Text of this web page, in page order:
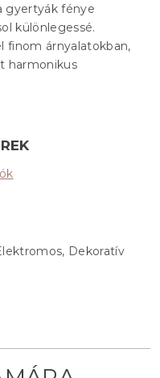
gyertyák fénye
különlegessé.
finom árnyalatokban,
harmonikus
Dekoratív